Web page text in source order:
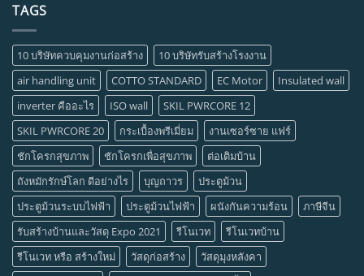
TAGS
10 บริษัทควบคุมงานก่อสร้าง
10 บริษัทรับสร้างโรงงาน
air handling unit
COTTO STANDARD EC Motor
Insulated wall
inverter คืออะไร
ISO wall
SKIL PWRCORE 12
SKIL PWRCORE 20
กระเบื้องพรีเมี่ยม
งานเซอร์ซาย แฟร์
ชักโครกสุขภาพ
ชักโครกเพื่อสุขภาพ
ต่อเติมบ้าน
ถังหมักรักษ์โลก ดีอย่างไร
บุญถาวร
ประตูม้วน
ประตูม้วนระบบไฟฟ้า
ประตูม้วนไฟฟ้า ผนังกันความร้อน
ภาษีจีน
รับสร้างบ้านและวัสดุ Expo 2021
รีโนเวท
รีโนเวทบ้าน
รีโนเวท หรือ สร้างใหม่
วัสดุก่อสร้าง
วัสดุมุงหลังคา